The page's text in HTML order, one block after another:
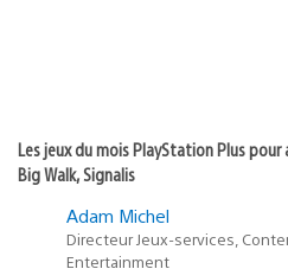
Les jeux du mois PlayStation Plus
Big Walk, Signalis
Adam Michel
Directeur Jeux-services,
Entertainment